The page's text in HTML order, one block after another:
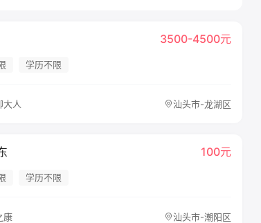
3500-4500元
学历不限
大人 汕头市-龙湖区
100元
学历不限
康 汕头市-潮阳区